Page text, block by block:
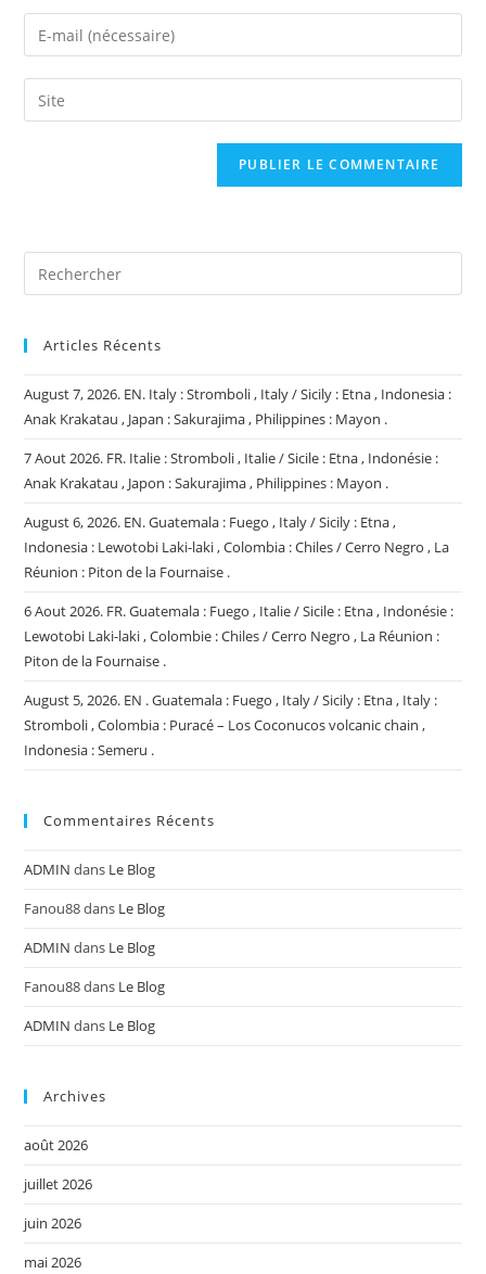
name
comment
Enter
your
email
address
Saisir
l’URL
Articles Récents
August 7, 2026. EN. Italy : Stromboli , Italy / Sicily : Etna , Indonesia :
Anak Krakatau , Japan : Sakurajima , Philippines : Mayon .
7 Aout 2026. FR. Italie : Stromboli , Italie / Sicile : Etna , Indonésie :
Anak Krakatau , Japon : Sakurajima , Philippines : Mayon .
August 6, 2026. EN. Guatemala : Fuego , Italy / Sicily : Etna ,
Indonesia : Lewotobi Laki-laki , Colombia : Chiles / Cerro Negro , La
Réunion : Piton de la Fournaise .
6 Aout 2026. FR. Guatemala : Fuego , Italie / Sicile : Etna , Indonésie :
Lewotobi Laki-laki , Colombie : Chiles / Cerro Negro , La Réunion :
Piton de la Fournaise .
August 5, 2026. EN . Guatemala : Fuego , Italy / Sicily : Etna , Italy :
Stromboli , Colombia : Puracé – Los Coconucos volcanic chain ,
Indonesia : Semeru .
Commentaires Récents
ADMIN dans Le Blog
Fanou88dans Le Blog
ADMIN dans Le Blog
Fanou88dans Le Blog
ADMIN dans Le Blog
Archives
août 2026
juillet 2026
juin 2026
mai 2026